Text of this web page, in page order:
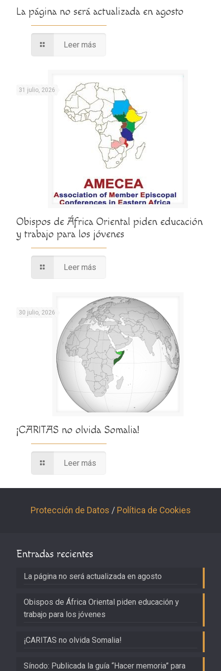
La página no será actualizada en agosto
Leer más
31 julio, 2026
Obispos de África Oriental piden educación
y trabajo para los jóvenes
Leer más
30 julio, 2026
¡CARITAS no olvida Somalia!
Leer más
Protección de Datos / Política de Cookies
Entradas recientes
La página no será actualizada en agosto
Obispos de África Oriental piden educación y
trabajo para los jóvenes
¡CARITAS no olvida Somalia!
Sínodo: Publicada la guía “Hacer memoria” para